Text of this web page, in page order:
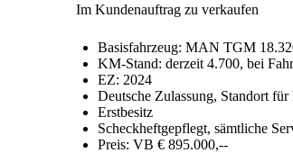
Im Kundenauftrag zu verkaufen
Basisfahrzeug: MAN TGM
KM-Stand: derzeit 4.700, bei
EZ: 2024
Deutsche Zulassung, Standort
Erstbesitz
Scheckheftgepflegt, sämtliche
Preis: VB € 895.000,--